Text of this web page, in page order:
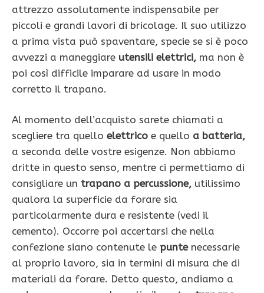
attrezzo assolutamente indispensabile per
piccoli e grandi lavori di bricolage. Il suo utilizzo
a prima vista può spaventare, specie se si è poco
avvezzi a maneggiare utensili elettrici, ma non è
poi così difficile imparare ad usare in modo
corretto il trapano.
Al momento dell’acquisto sarete chiamati a
scegliere tra quello elettrico e quello a batteria,
a seconda delle vostre esigenze. Non abbiamo
dritte in questo senso, mentre ci permettiamo di
consigliare un trapano a percussione, utilissimo
qualora la superficie da forare sia
particolarmente dura e resistente (vedi il
cemento). Occorre poi accertarsi che nella
confezione siano contenute le punte necessarie
al proprio lavoro, sia in termini di misura che di
materiali da forare. Detto questo, andiamo a